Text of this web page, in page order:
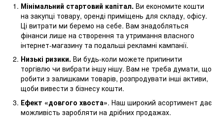
Мінімальний стартовий капітал. Ви економите кошти
на закупці товару, оренді приміщень для складу, офісу.
Ці витрати ми беремо на себе. Вам знадобляться
фінанси лише на створення та утримання власного
інтернет-магазину та подальші рекламні кампанії.
Низькі ризики. Ви будь-коли можете припинити
торгівлю чи вибрати іншу нішу. Вам не треба думати, що
робити з залишками товарів, розпродувати інші активи,
щоби вивести з бізнесу кошти.
Ефект «довгого хвоста». Наш широкий асортимент дає
можливість заробляти на дрібних продажах.